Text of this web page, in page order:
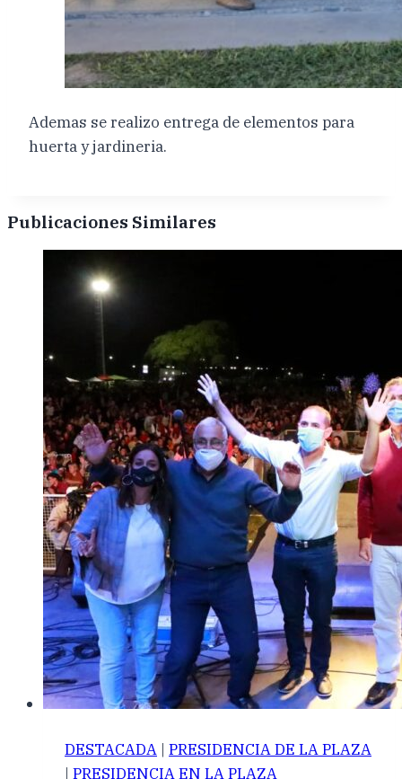
Ademas se realizo entrega de elementos para
huerta y jardineria.
Publicaciones Similares
DESTACADA | PRESIDENCIA DE LA PLAZA
| PRESIDENCIA EN LA PLAZA